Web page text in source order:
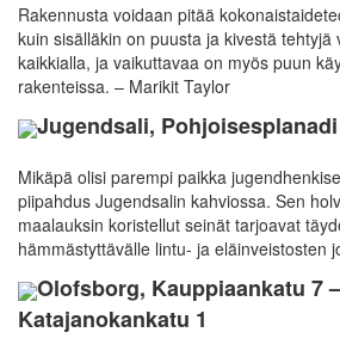
Rakennusta voidaan pitää
kuin sisälläkin on puusta ja kivestä tehtyjä
kaikkialla, ja vaikuttavaa on myös puun
rakenteissa. – Marikit Taylor
Jugendsali,
Mikäpä olisi parempi paikka
piipahdus Jugendsalin kahviossa. Sen
maalauksin koristellut seinät tarjoavat
hämmästyttävälle lintu- ja eläinveistosten
Olofsborg, Kauppiaankatu 7 –
Katajanokankatu 1